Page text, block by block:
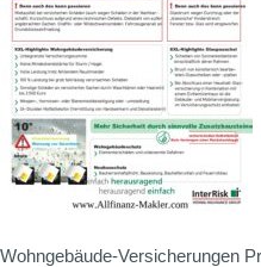
Wohngebäude-Versicherungen